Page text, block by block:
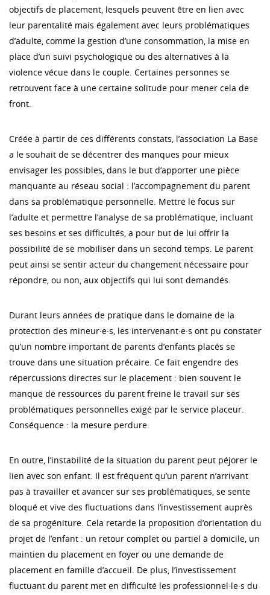
objectifs de placement, lesquels peuvent être en lien avec
leur parentalité mais également avec leurs problématiques
d’adulte, comme la gestion d’une consommation, la mise en
place d’un suivi psychologique ou des alternatives à la
violence vécue dans le couple. Certaines personnes se
retrouvent face à une certaine solitude pour mener cela de
front.
Créée à partir de ces différents constats, l’association La Base
a le souhait de se décentrer des manques pour mieux
envisager les possibles, dans le but d’apporter une pièce
manquante au réseau social : l’accompagnement du parent
dans sa problématique personnelle. Mettre le focus sur
l’adulte et permettre l’analyse de sa problématique, incluant
ses besoins et ses difficultés, a pour but de lui offrir la
possibilité de se mobiliser dans un second temps. Le parent
peut ainsi se sentir acteur du changement nécessaire pour
répondre, ou non, aux objectifs qui lui sont demandés.
Durant leurs années de pratique dans le domaine de la
protection des mineur·e·s, les intervenant·e·s ont pu constater
qu’un nombre important de parents d’enfants placés se
trouve dans une situation précaire. Ce fait engendre des
répercussions directes sur le placement : bien souvent le
manque de ressources du parent freine le travail sur ses
problématiques personnelles exigé par le service placeur.
Conséquence : la mesure perdure.
En outre, l’instabilité de la situation du parent peut péjorer le
lien avec son enfant. Il est fréquent qu’un parent n’arrivant
pas à travailler et avancer sur ses problématiques, se sente
bloqué et vive des fluctuations dans l’investissement auprès
de sa progéniture. Cela retarde la proposition d’orientation du
projet de l’enfant : un retour complet ou partiel à domicile, un
maintien du placement en foyer ou une demande de
placement en famille d’accueil. De plus, l’investissement
fluctuant du parent met en difficulté les professionnel·le·s du